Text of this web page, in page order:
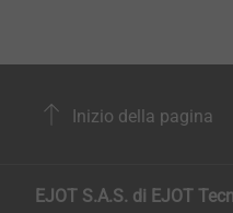
Inizio della pagina
EJOT S.A.S. di EJOT